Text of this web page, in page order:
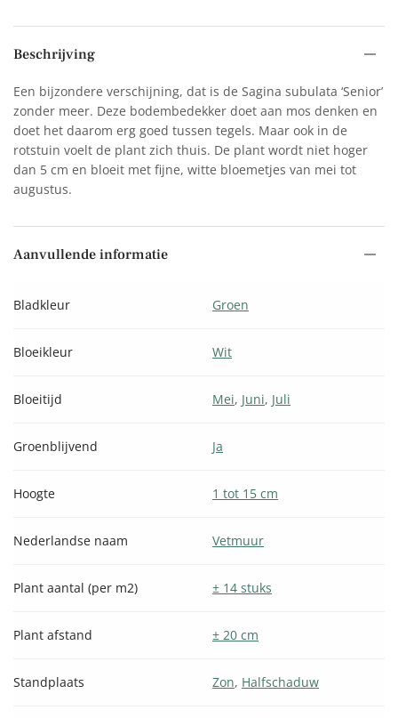
Beschrijving
Een bijzondere verschijning, dat is de Sagina subulata ‘Senior’
zonder meer. Deze bodembedekker doet aan mos denken en
doet het daarom erg goed tussen tegels. Maar ook in de
rotstuin voelt de plant zich thuis. De plant wordt niet hoger
dan 5 cm en bloeit met fijne, witte bloemetjes van mei tot
augustus.
Aanvullende informatie
Bladkleur Groen
Bloeikleur Wit
Bloeitijd Mei, Juni, Juli
Groenblijvend Ja
Hoogte 1 tot 15 cm
Nederlandse naam Vetmuur
Plant aantal (per m2) ± 14 stuks
Plant afstand ± 20 cm
Standplaats Zon, Halfschaduw